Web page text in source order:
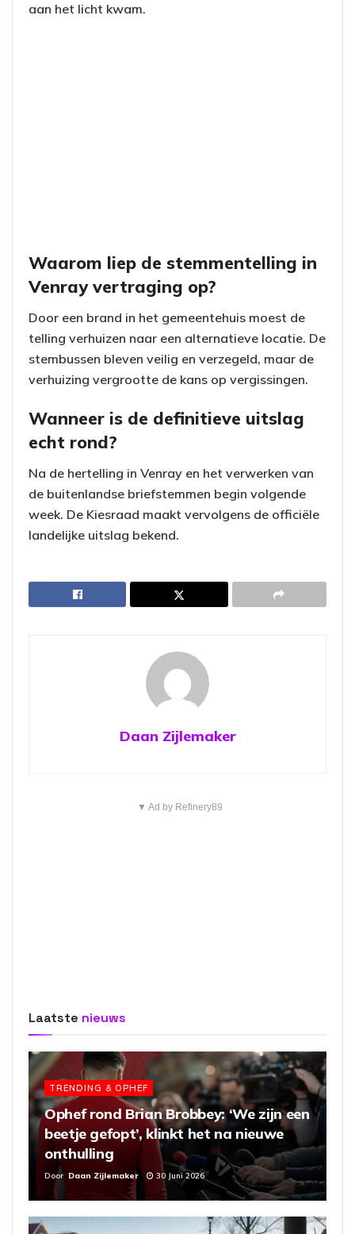
aan het licht kwam.
Waarom liep de stemmentelling in
Venray vertraging op?
Door een brand in het gemeentehuis moest de
telling verhuizen naar een alternatieve locatie. De
stembussen bleven veilig en verzegeld, maar de
verhuizing vergrootte de kans op vergissingen.
Wanneer is de definitieve uitslag
echt rond?
Na de hertelling in Venray en het verwerken van
de buitenlandse briefstemmen begin volgende
week. De Kiesraad maakt vervolgens de officiële
landelijke uitslag bekend.
Daan Zijlemaker
▼ Ad by Refinery89
Laatste nieuws
TRENDING & OPHEF
Ophef rond Brian Brobbey: ‘We zijn een
beetje gefopt’, klinkt het na nieuwe
onthulling
Door Daan Zijlemaker 30 Juni 2026